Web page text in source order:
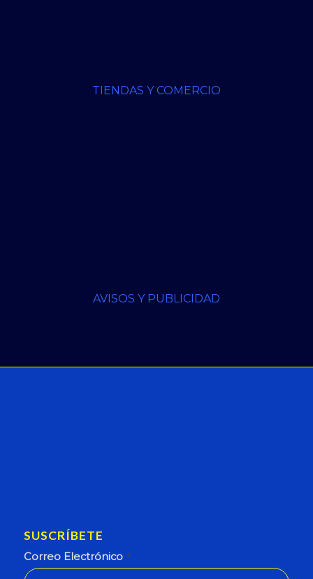
TIENDAS Y COMERCIO
AVISOS Y PUBLICIDAD
SUSCRÍBETE
Correo Electrónico *